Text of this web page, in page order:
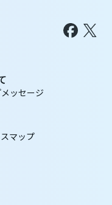
メッセージ
マップ